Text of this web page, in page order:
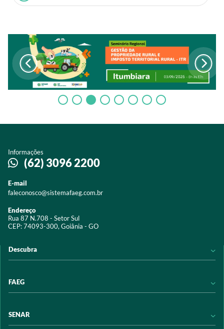
Informações
(62) 3096 2200
E-mail
faleconosco@sistemafaeg.com.br
Endereço
Rua 87 N.708 - Setor Sul
CEP: 74093-300, Goiânia - GO
Descubra
Acervo digital
Programas e Serviços
FAEG
Transparência
SENAR